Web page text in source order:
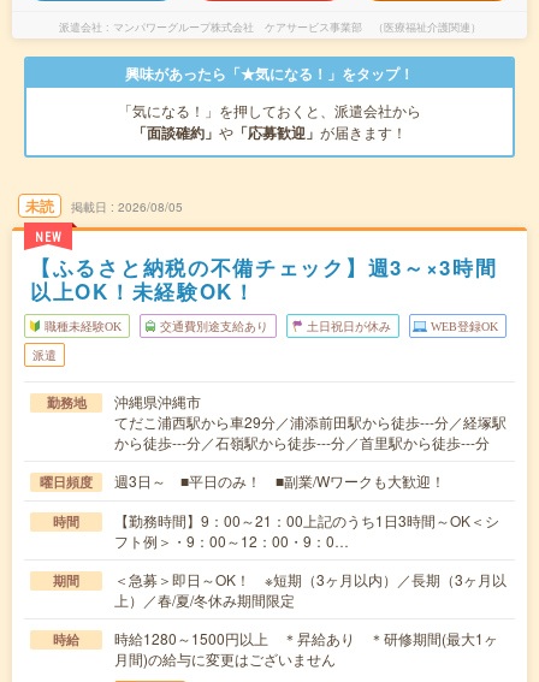
派遣会社 マンパワーグループ株式会社 ケアサービス事業部 （医療福祉介護関連）
興味があったら「★気になる！」をタップ！
「気になる！」を押しておくと、派遣会社から
「面談確約」 や 「応募歓迎」 が届きます！
未読
NEW
掲載日 2026/08/05
【ふるさと納税の不備チェック】週3～×3時間
以上OK！未経験OK！
職種未経験OK 交通費別途支給あり 土日祝日が休み WEB登録OK
派遣
勤務地
沖縄県沖縄市
てだこ浦西駅から車29分／浦添前田駅から徒歩---分／経塚駅
から徒歩---分／石嶺駅から徒歩---分／首里駅から徒歩---分
曜日頻度 週3日～ ■平日のみ！ ■副業/Wワークも大歓迎！
時間
【勤務時間】9：00～21：00上記のうち1日3時間～OK＜シ
フト例＞・9：00～12：00・9：0…
期間
＜急募＞即日～OK！ ※短期（3ヶ月以内）／長期（3ヶ月以
上）／春/夏/冬休み期間限定
時給
時給1280～1500円以上 ＊昇給あり ＊研修期間(最大1ヶ
月間)の給与に変更はございません